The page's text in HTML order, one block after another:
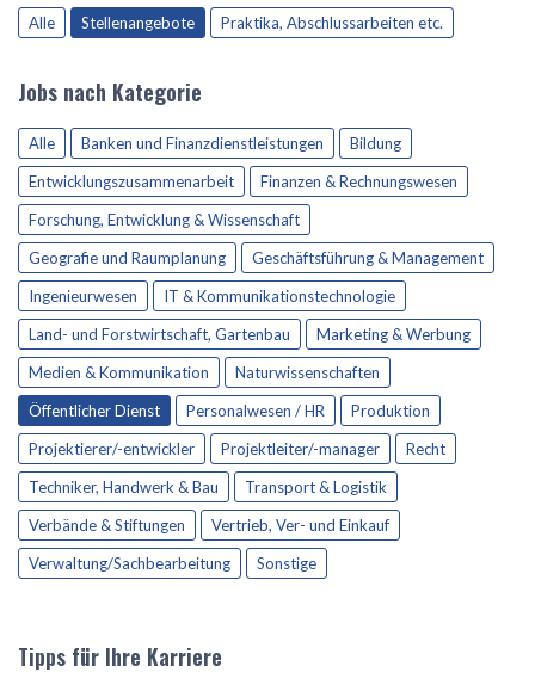
Alle Stellenangebote Praktika, Abschlussarbeiten etc.
Jobs nach Kategorie
Alle Banken und Finanzdienstleistungen
Bildung
Entwicklungszusammenarbeit
Finanzen & Rechnungswesen
Forschung, Entwicklung & Wissenschaft
Geografie und Raumplanung
Geschäftsführung & Management
Ingenieurwesen
IT & Kommunikationstechnologie
Land- und Forstwirtschaft, Gartenbau
Marketing & Werbung
Medien & Kommunikation
Naturwissenschaften
Öffentlicher Dienst
Personalwesen / HR
Produktion
Projektierer/-entwickler
Projektleiter/-manager
Recht
Techniker, Handwerk & Bau
Transport & Logistik
Verbände & Stiftungen
Vertrieb, Ver- und Einkauf
Verwaltung/Sachbearbeitung
Sonstige
Tipps für Ihre Karriere